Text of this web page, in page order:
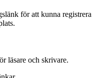
för att kunna registrera
läsare och skrivare.